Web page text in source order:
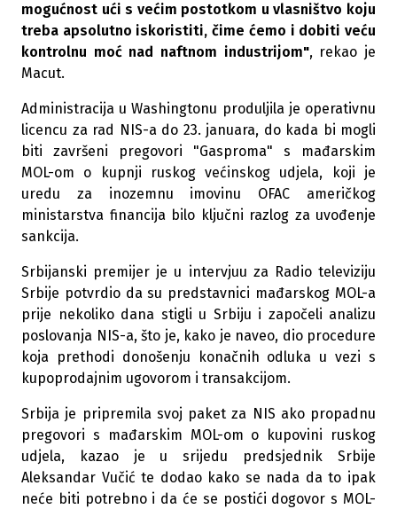
mogućnost ući s većim postotkom u vlasništvo koju
treba apsolutno iskoristiti, čime ćemo i dobiti veću
kontrolnu moć nad naftnom industrijom", rekao je
Macut.
Administracija u Washingtonu produljila je operativnu
licencu za rad NIS-a do 23. januara, do kada bi mogli
biti završeni pregovori "Gasproma" s mađarskim
MOL-om o kupnji ruskog većinskog udjela, koji je
uredu za inozemnu imovinu OFAC američkog
ministarstva financija bilo ključni razlog za uvođenje
sankcija.
Srbijanski premijer je u intervjuu za Radio televiziju
Srbije potvrdio da su predstavnici mađarskog MOL-a
prije nekoliko dana stigli u Srbiju i započeli analizu
poslovanja NIS-a, što je, kako je naveo, dio procedure
koja prethodi donošenju konačnih odluka u vezi s
kupoprodajnim ugovorom i transakcijom.
Srbija je pripremila svoj paket za NIS ako propadnu
pregovori s mađarskim MOL-om o kupovini ruskog
udjela, kazao je u srijedu predsjednik Srbije
Aleksandar Vučić te dodao kako se nada da to ipak
neće biti potrebno i da će se postići dogovor s MOL-